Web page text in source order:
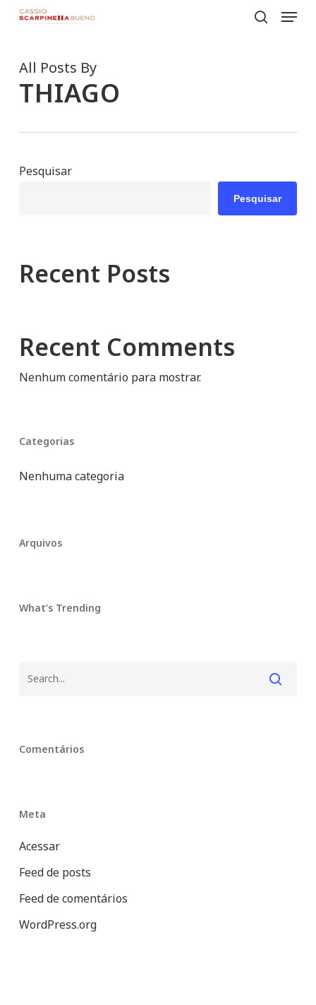
Skip
content
Menu
All Posts By
THIAGO
Pesquisar
Pesquisar
Recent Posts
Recent Comments
Nenhum comentário para mostrar.
Categorias
Nenhuma categoria
Arquivos
What’s Trending
Comentários
Meta
Acessar
Feed de posts
Feed de comentários
WordPress.org